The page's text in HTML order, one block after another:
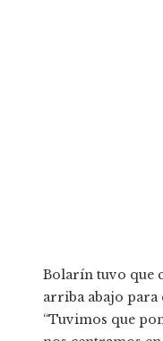
Bolarín tuvo que
arriba abajo
“Tuvimos que